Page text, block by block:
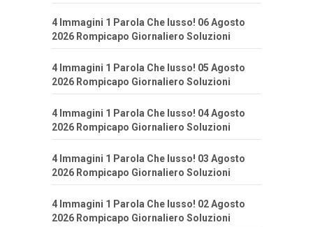
4 Immagini 1 Parola Che lusso! 06 Agosto
2026 Rompicapo Giornaliero Soluzioni
4 Immagini 1 Parola Che lusso! 05 Agosto
2026 Rompicapo Giornaliero Soluzioni
4 Immagini 1 Parola Che lusso! 04 Agosto
2026 Rompicapo Giornaliero Soluzioni
4 Immagini 1 Parola Che lusso! 03 Agosto
2026 Rompicapo Giornaliero Soluzioni
4 Immagini 1 Parola Che lusso! 02 Agosto
2026 Rompicapo Giornaliero Soluzioni